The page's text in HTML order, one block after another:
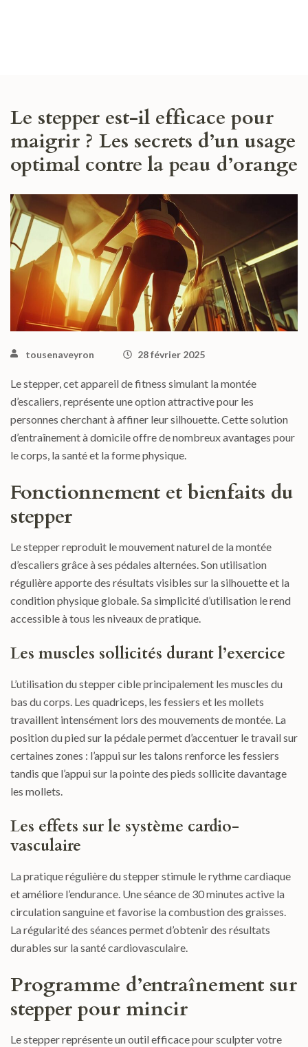
Le stepper est-il efficace pour
maigrir ? Les secrets d’un usage
optimal contre la peau d’orange
tousenaveyron 28 février 2025
Le stepper, cet appareil de fitness simulant la montée
d’escaliers, représente une option attractive pour les
personnes cherchant à affiner leur silhouette. Cette solution
d’entraînement à domicile offre de nombreux avantages pour
le corps, la santé et la forme physique.
Fonctionnement et bienfaits du
stepper
Le stepper reproduit le mouvement naturel de la montée
d’escaliers grâce à ses pédales alternées. Son utilisation
régulière apporte des résultats visibles sur la silhouette et la
condition physique globale. Sa simplicité d’utilisation le rend
accessible à tous les niveaux de pratique.
Les muscles sollicités durant l’exercice
L’utilisation du stepper cible principalement les muscles du
bas du corps. Les quadriceps, les fessiers et les mollets
travaillent intensément lors des mouvements de montée. La
position du pied sur la pédale permet d’accentuer le travail sur
certaines zones : l’appui sur les talons renforce les fessiers
tandis que l’appui sur la pointe des pieds sollicite davantage
les mollets.
Les effets sur le système cardio-
vasculaire
La pratique régulière du stepper stimule le rythme cardiaque
et améliore l’endurance. Une séance de 30 minutes active la
circulation sanguine et favorise la combustion des graisses.
La régularité des séances permet d’obtenir des résultats
durables sur la santé cardiovasculaire.
Programme d’entraînement sur
stepper pour mincir
Le stepper représente un outil efficace pour sculpter votre